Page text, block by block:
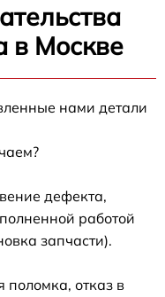
в Москве
нами детали
дефекта,
работой
запчасти).
отказ в